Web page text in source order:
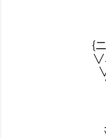
/＼ -
/ -=ﾆ
__| |ニニ
{二二{ !ニ
∨二二 |ニ
∨二二 !二
∨-=ﾆ` {ニ
}〉ニﾆ -=ﾆﾆ
|ﾆ}≧ニニ
__}ﾆ|:: :. ::≧
∨ニ､:: :.